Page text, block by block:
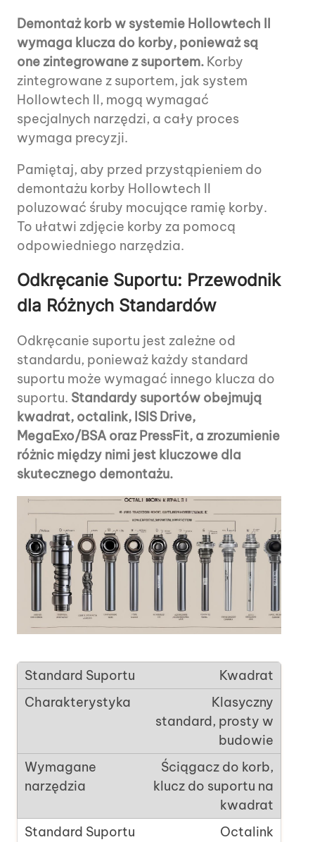
Demontaż korb w systemie Hollowtech II
wymaga klucza do korby, ponieważ są
one zintegrowane z suportem. Korby
zintegrowane z suportem, jak system
Hollowtech II, mogą wymagać
specjalnych narzędzi, a cały proces
wymaga precyzji.
Pamiętaj, aby przed przystąpieniem do
demontażu korby Hollowtech II
poluzować śruby mocujące ramię korby.
To ułatwi zdjęcie korby za pomocą
odpowiedniego narzędzia.
Odkręcanie Suportu: Przewodnik
dla Różnych Standardów
Odkręcanie suportu jest zależne od
standardu, ponieważ każdy standard
suportu może wymagać innego klucza do
suportu. Standardy suportów obejmują
kwadrat, octalink, ISIS Drive,
MegaExo/BSA oraz PressFit, a zrozumienie
różnic między nimi jest kluczowe dla
skutecznego demontażu.
Kwadrat
Klasyczny
standard, prosty w
budowie
Ściągacz do korb,
klucz do suportu na
kwadrat
Octalink